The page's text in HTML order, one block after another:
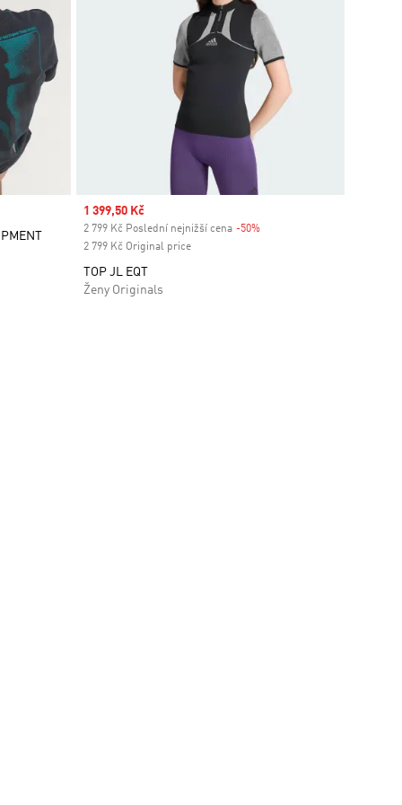
Sale price
1 399,50 Kč
2 799 Kč Poslední nejnižší cena -50%Discount
2 799 Kč Original price
TOP JL EQT
Ženy Originals